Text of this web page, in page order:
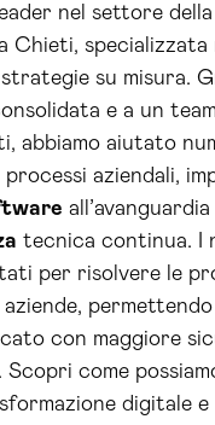
nel settore
Chieti, specializzata
su misura.
e a un
abbiamo aiutato
aziendali,
tecnica continua. I
per risolvere le
aziende,
con maggiore
Scopri come
digitale e